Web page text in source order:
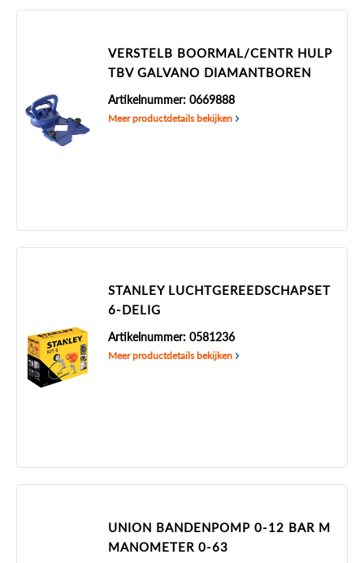
VERSTELB BOORMAL/CENTR HULP
TBV GALVANO DIAMANTBOREN
Artikelnummer: 0669888
Meer productdetails bekijken
STANLEY LUCHTGEREEDSCHAPSET
6-DELIG
Artikelnummer: 0581236
Meer productdetails bekijken
UNION BANDENPOMP 0-12 BAR M
MANOMETER 0-63